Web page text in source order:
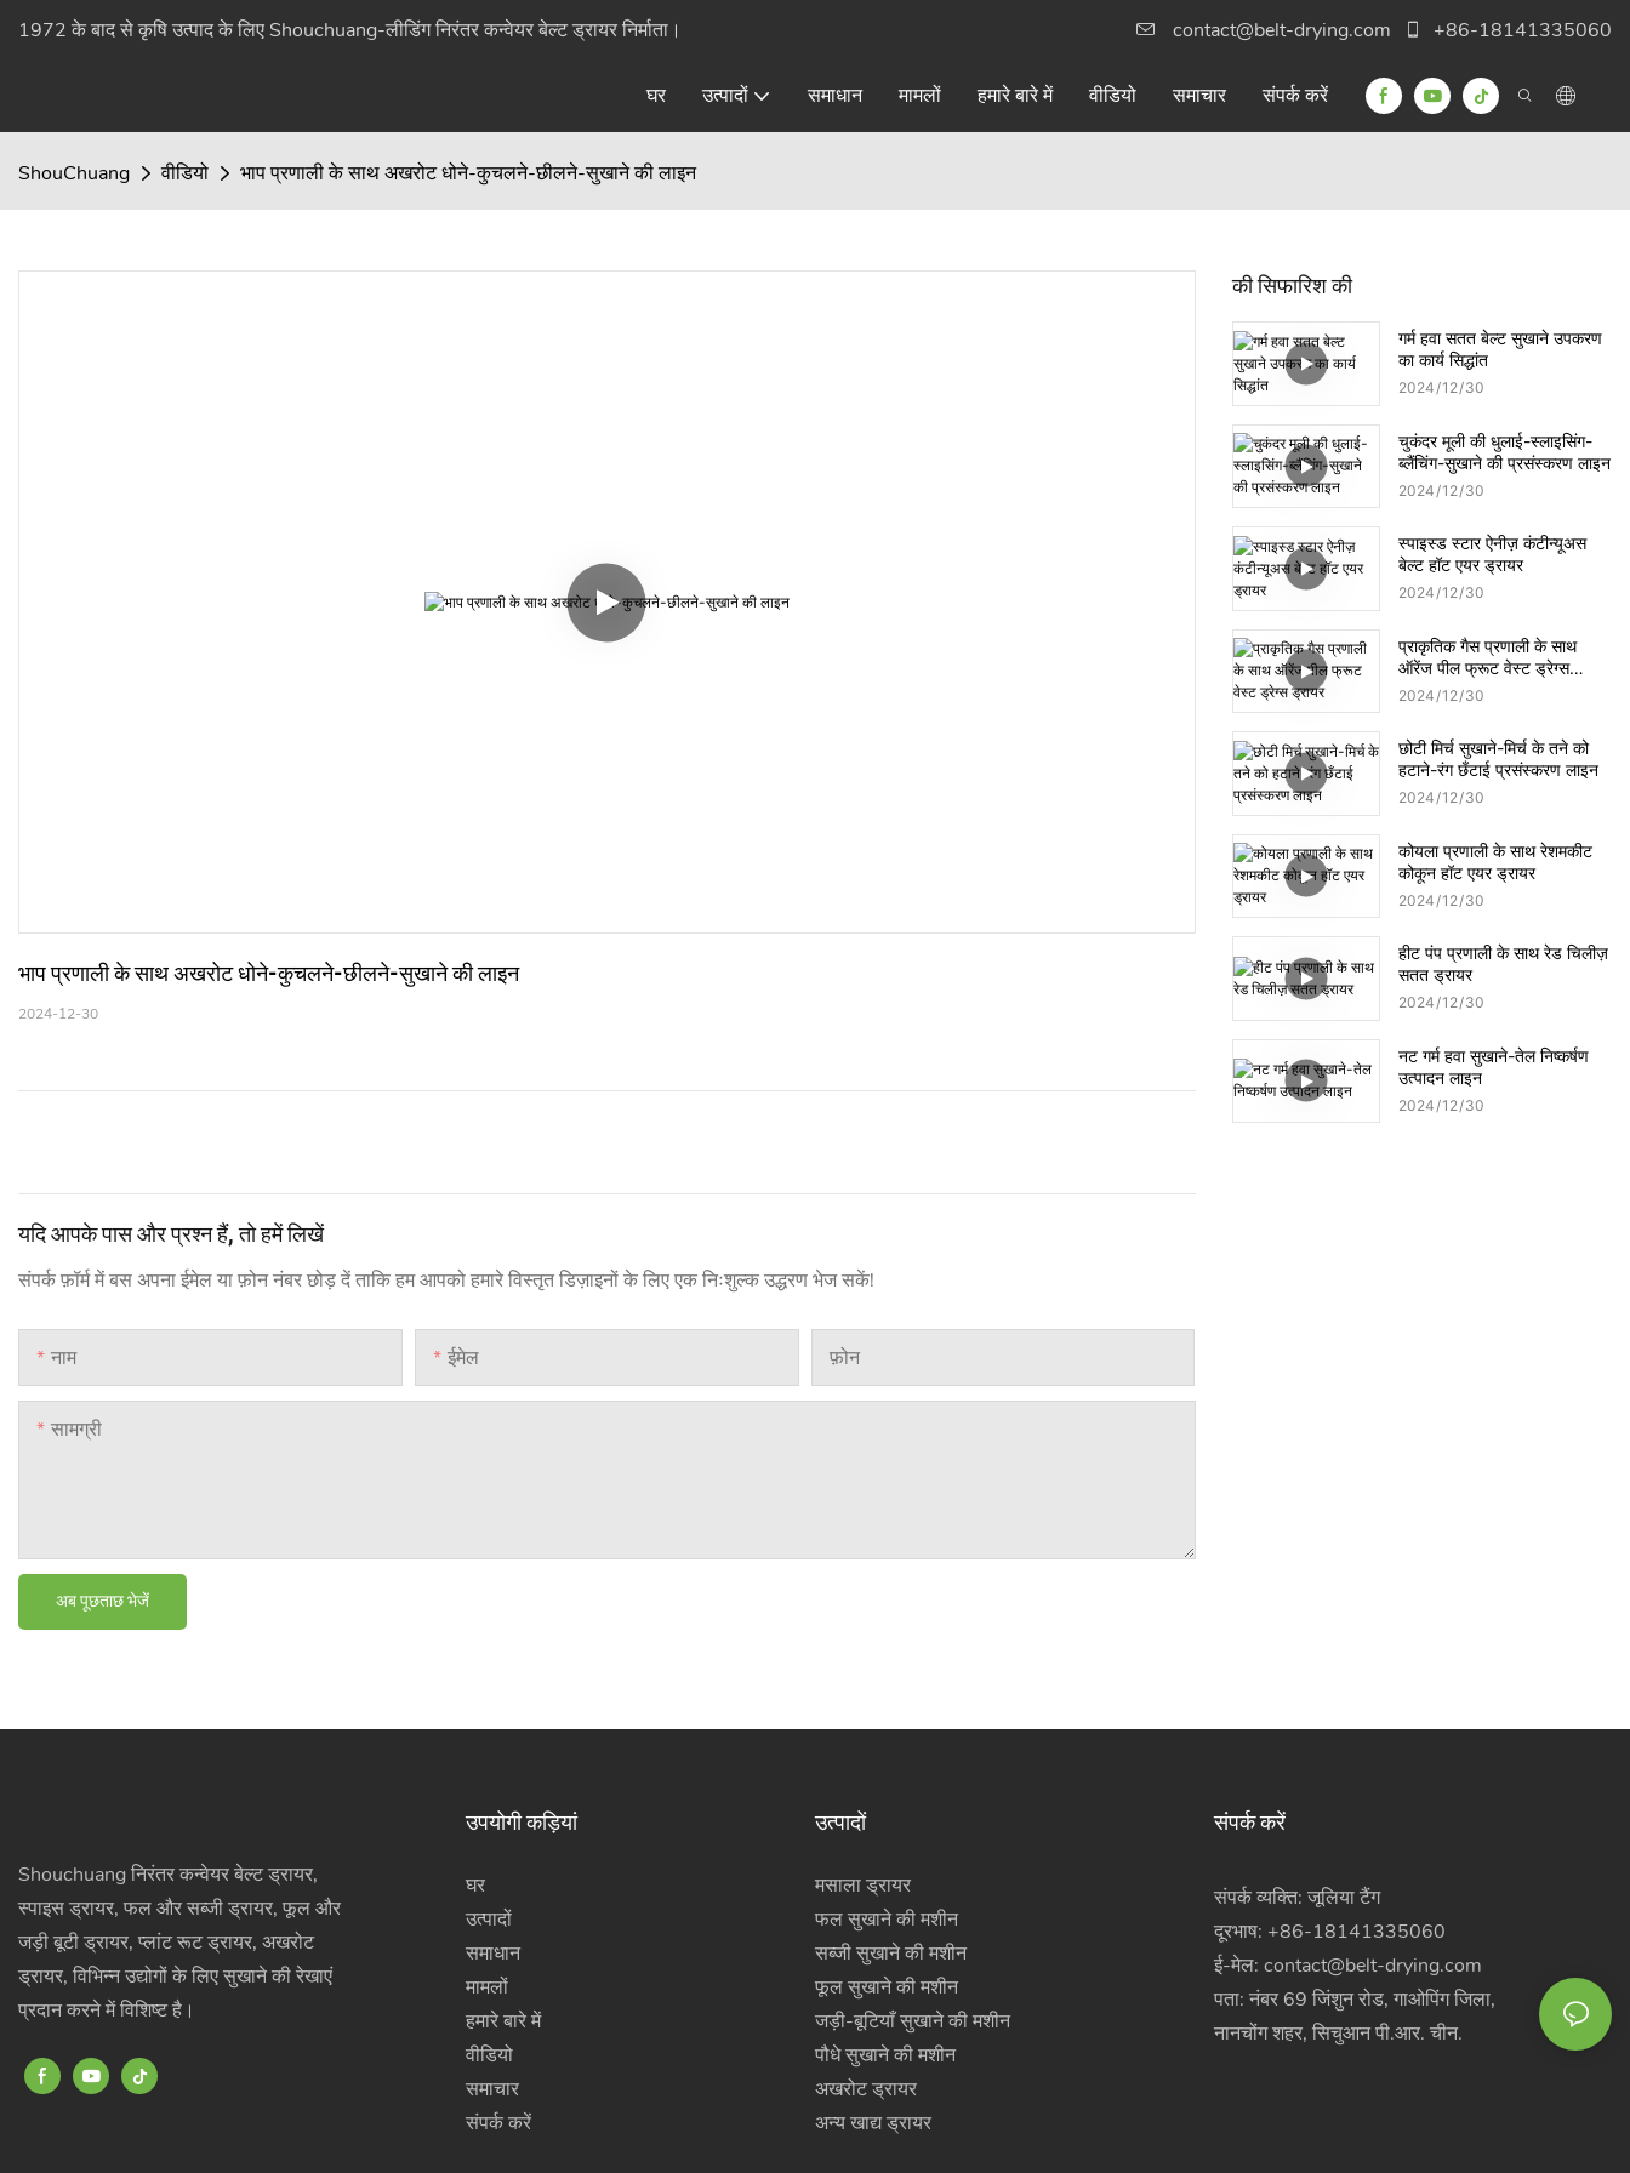
1972 के बाद से कृषि उत्पाद के लिए Shouchuang-लीडिंग निरंतर कन्वेयर बेल्ट ड्रायर निर्माता। contact@belt-drying.com +86-18141335060
घर उत्पादों समाधान मामलों हमारे बारे में वीडियो समाचार संपर्क करें
ShouChuang वीडियो भाप प्रणाली के साथ अखरोट धोने-कुचलने-छीलने-सुखाने की लाइन
भाप प्रणाली के साथ अखरोट धोने-कुचलने-छीलने-सुखाने की लाइन
2024-12-30
यदि आपके पास और प्रश्न हैं, तो हमें लिखें
संपर्क फ़ॉर्म में बस अपना ईमेल या फ़ोन नंबर छोड़ दें ताकि हम आपको हमारे विस्तृत डिज़ाइनों के लिए एक निःशुल्क उद्धरण भेज सकें!
नाम ईमेल फ़ोन
सामग्री
अब पूछताछ भेजें
की सिफारिश की
गर्म हवा सतत बेल्ट सुखाने उपकरण
का कार्य सिद्धांत
2024 12 30
चुकंदर मूली की धुलाई-स्लाइसिंग-
ब्लैंचिंग-सुखाने की प्रसंस्करण लाइन
2024 12 30
स्पाइस्ड स्टार ऐनीज़ कंटीन्यूअस
बेल्ट हॉट एयर ड्रायर
2024 12 30
प्राकृतिक गैस प्रणाली के साथ
ऑरेंज पील फ्रूट वेस्ट ड्रेग्स
ड्रायर
2024 12 30
छोटी मिर्च सुखाने-मिर्च के तने को
हटाने-रंग छँटाई प्रसंस्करण लाइन
2024 12 30
कोयला प्रणाली के साथ रेशमकीट
कोकून हॉट एयर ड्रायर
2024 12 30
हीट पंप प्रणाली के साथ रेड चिलीज़
सतत ड्रायर
2024 12 30
नट गर्म हवा सुखाने-तेल निष्कर्षण
उत्पादन लाइन
2024 12 30
Shouchuang निरंतर कन्वेयर बेल्ट ड्रायर,
स्पाइस ड्रायर, फल और सब्जी ड्रायर, फूल और
जड़ी बूटी ड्रायर, प्लांट रूट ड्रायर, अखरोट
ड्रायर, विभिन्न उद्योगों के लिए सुखाने की रेखाएं
प्रदान करने में विशिष्ट है।
उपयोगी कड़ियां
घर
उत्पादों
समाधान
मामलों
हमारे बारे में
वीडियो
समाचार
संपर्क करें
उत्पादों
मसाला ड्रायर
फल सुखाने की मशीन
सब्जी सुखाने की मशीन
फूल सुखाने की मशीन
जड़ी-बूटियाँ सुखाने की मशीन
पौधे सुखाने की मशीन
अखरोट ड्रायर
अन्य खाद्य ड्रायर
संपर्क करें
संपर्क व्यक्ति: जूलिया टैंग
दूरभाष: +86-18141335060
ई-मेल: contact@belt-drying.com
पता: नंबर 69 जिंशुन रोड, गाओपिंग जिला,
नानचोंग शहर, सिचुआन पी.आर. चीन.